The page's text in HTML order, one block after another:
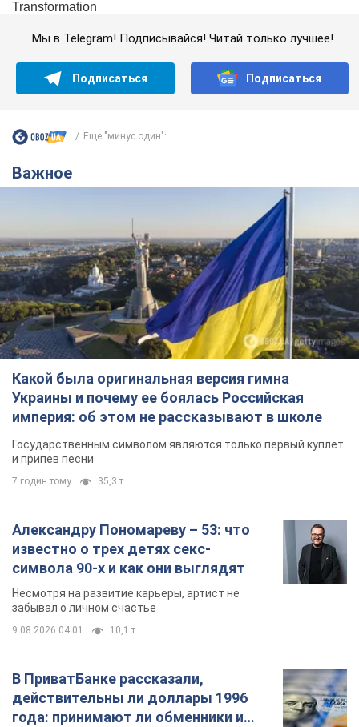
Мы в Telegram! Подписывайся! Читай только лучшее!
Подписаться Подписаться
Еще "минус один":...
Важное
Какой была оригинальная версия гимна
Украины и почему ее боялась Российская
империя: об этом не рассказывают в школе
Государственным символом являются только первый куплет
и припев песни
7 годин тому 35,3 т.
Александру Пономареву – 53: что
известно о трех детях секс-
символа 90-х и как они выглядят
Несмотря на развитие карьеры, артист не
забывал о личном счастье
9.08.2026 04:01 10,1 т.
В ПриватБанке рассказали,
действительны ли доллары 1996
года: принимают ли обменники и